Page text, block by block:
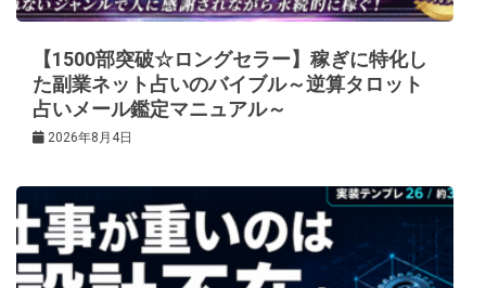
【1500部突破☆ロングセラー】稼ぎに特化し
た副業ネット占いのバイブル～逆算タロット
占いメール鑑定マニュアル～
2026年8月4日